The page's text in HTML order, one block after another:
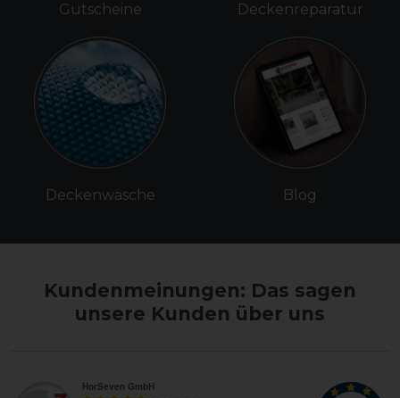
Gutscheine
Deckenwäsche
Deckenreparatur
Blog
Kundenmeinungen: Das sagen
unsere Kunden über uns